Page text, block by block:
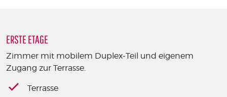
ERSTE ETAGE
Zimmer mit mobilem Duplex-Teil und eigenem
Zugang zur Terrasse.
Terrasse